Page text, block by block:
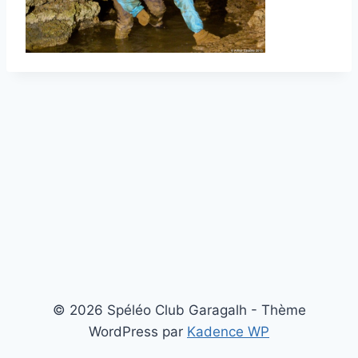
© 2026 Spéléo Club Garagalh - Thème
WordPress par Kadence WP